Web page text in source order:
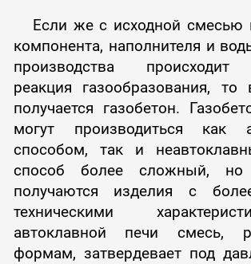
Если же с исходной смесью
компонента, наполнителя и
производства происходит
реакция газообразования, то
получается газобетон.
могут производиться как
способом, так и
способ более сложный,
получаются изделия с
техническими
автоклавной печи смесь,
формам, затвердевает под